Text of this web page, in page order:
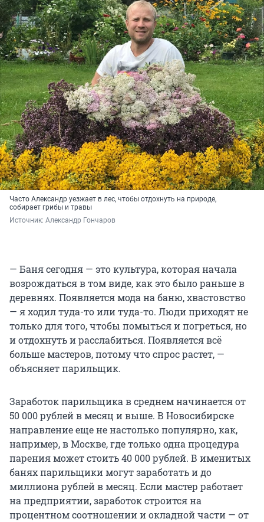
Часто Александр уезжает в лес, чтобы отдохнуть на природе,
собирает грибы и травы
Источник: Александр Гончаров
— Баня сегодня — это культура, которая начала
возрождаться в том виде, как это было раньше в
деревнях. Появляется мода на баню, хвастовство
— я ходил туда-то или туда-то. Люди приходят не
только для того, чтобы помыться и погреться, но
и отдохнуть и расслабиться. Появляется всё
больше мастеров, потому что спрос растет, —
объясняет парильщик.
Заработок парильщика в среднем начинается от
50 000 рублей в месяц и выше. В Новосибирске
направление еще не настолько популярно, как,
например, в Москве, где только одна процедура
парения может стоить 40 000 рублей. В именитых
банях парильщики могут заработать и до
миллиона рублей в месяц. Если мастер работает
на предприятии, заработок строится на
процентном соотношении и окладной части — от